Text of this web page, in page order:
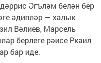
Әгъләм белән бер
әдипләр — халык
Вәлиев, Марсель
берлеге рәисе Ркаил
бар иде.